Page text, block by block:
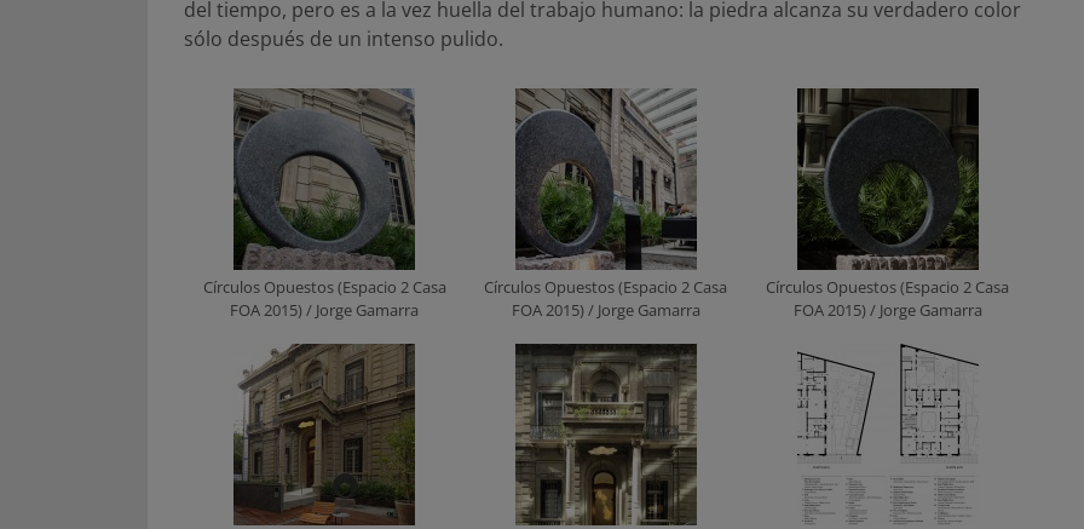
del tiempo, pero es a la vez huella del trabajo humano: la piedra alcanza su verdadero color
sólo después de un intenso pulido.
Círculos Opuestos (Espacio 2 Casa
FOA 2015) / Jorge Gamarra
Círculos Opuestos (Espacio 2 Casa
FOA 2015) / Jorge Gamarra
Círculos Opuestos (Espacio 2 Casa
FOA 2015) / Jorge Gamarra